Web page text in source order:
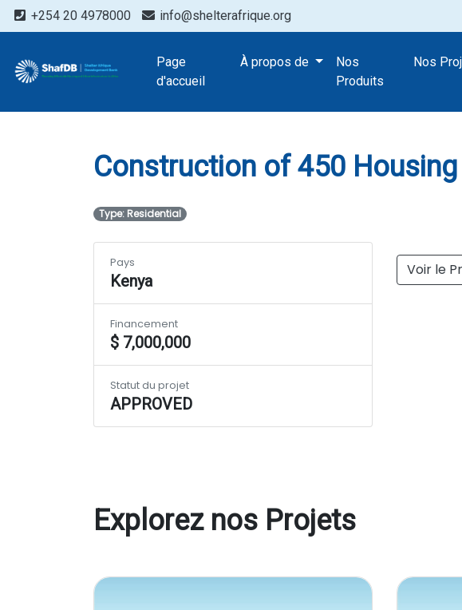
+254 20 4978000 info@shelterafrique.org
Page
d'accueil
À propos de
Nos
Produits
Nos
Projects
Construction of 450
Construction of 450
Type: Residential
Voir le
Pays
Kenya
Financement
$ 7,000,000
Statut du projet
APPROVED
Explorez nos Projets